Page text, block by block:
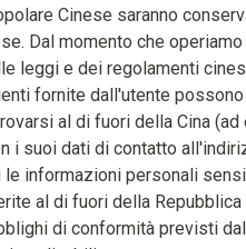
Cinese saranno
Dal momento che
leggi e dei regolamenti
fornite dall'utente
al di fuori della Cina (ad
i suoi dati di contatto
le informazioni personali
al di fuori della Repubblica
di conformità previsti